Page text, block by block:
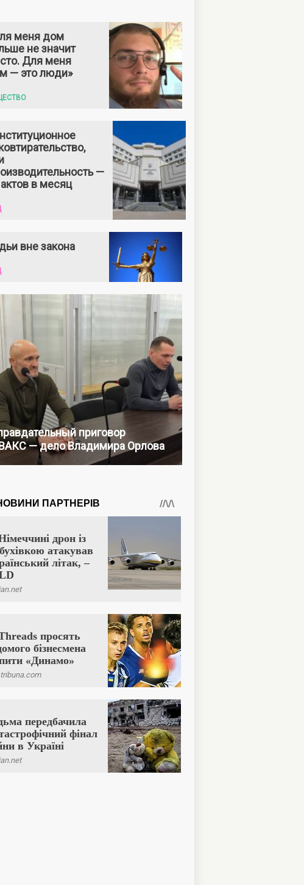
меня дом
не значит
Для меня
— это люди»
—
в месяц
вне закона
приговор
— дело Владимира Орлова